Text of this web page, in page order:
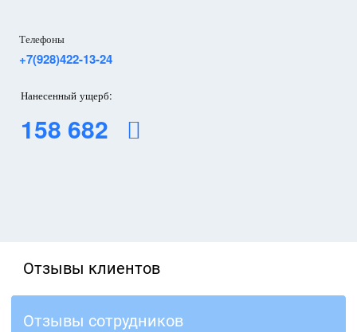
Телефоны
+7(928)422-13-24
Нанесенный ущерб:
158 682
Отзывы клиентов
Отзывы сотрудников